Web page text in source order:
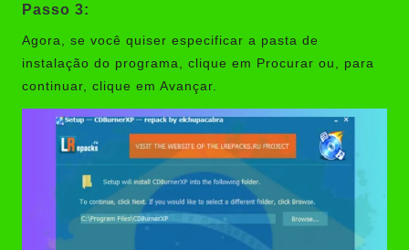
Passo 3:
Agora, se você quiser especificar a pasta de
instalação do programa, clique em Procurar ou, para
continuar, clique em Avançar.